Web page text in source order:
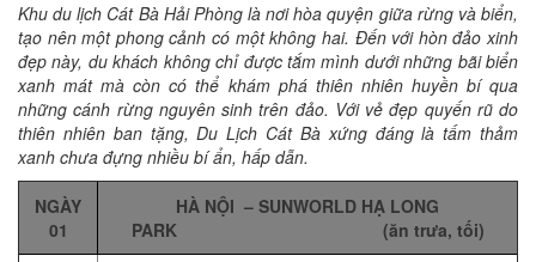
Khu du lịch Cát Bà Hải Phòng là nơi hòa quyện giữa rừng và biển,
tạo nên một phong cảnh có một không hai. Đến với hòn đảo xinh
đẹp này, du khách không chỉ được tắm mình dưới những bãi biển
xanh mát mà còn có thể khám phá thiên nhiên huyền bí qua
những cánh rừng nguyên sinh trên đảo. Với vẻ đẹp quyến rũ do
thiên nhiên ban tặng, Du Lịch Cát Bàxứng đáng là tấm thảm
xanh chưa đựng nhiều bí ẩn, hấp dẫn.
NGÀY
01
HÀ NỘI – SUNWORLD HẠ LONG
PARK (ăn trưa, tối)